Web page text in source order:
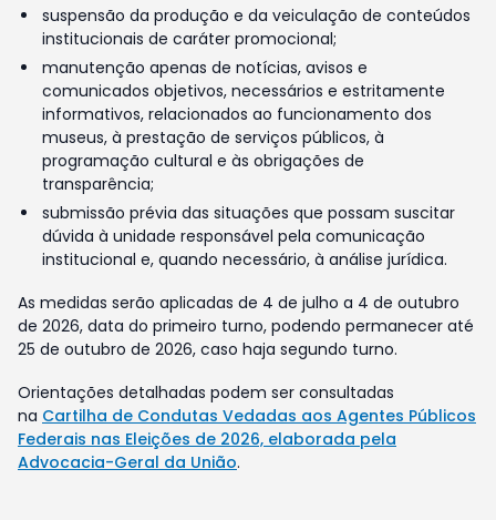
suspensão da produção e da veiculação de conteúdos
institucionais de caráter promocional;
manutenção apenas de notícias, avisos e
comunicados objetivos, necessários e estritamente
informativos, relacionados ao funcionamento dos
museus, à prestação de serviços públicos, à
programação cultural e às obrigações de
transparência;
submissão prévia das situações que possam suscitar
dúvida à unidade responsável pela comunicação
institucional e, quando necessário, à análise jurídica.
As medidas serão aplicadas de 4 de julho a 4 de outubro
de 2026, data do primeiro turno, podendo permanecer até
25 de outubro de 2026, caso haja segundo turno.
Orientações detalhadas podem ser consultadas
na Cartilha de Condutas Vedadas aos Agentes Públicos
Federais nas Eleições de 2026, elaborada pela
Advocacia-Geral da União.